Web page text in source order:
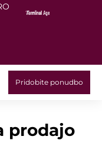
Pridobite ponudbo
prodajo